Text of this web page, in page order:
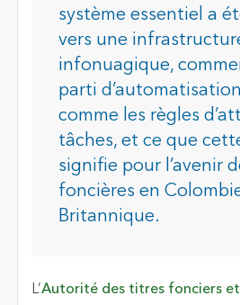
système essentiel a
vers une
infonuagique,
parti
comme les règles
tâches, et ce que
signifie pour l’avenir
foncières en
Britannique.
L’Autorité des titres fonciers et